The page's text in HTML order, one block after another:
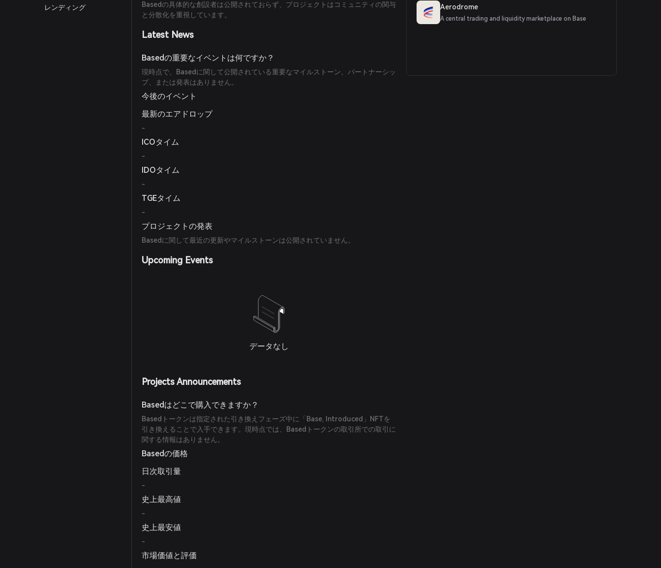
レンディング
Basedの具体的な創設者は公開されておらず、プロジェクトはコミュニティの関与
と分散化を重視しています。
Latest News
Basedの重要なイベントは何ですか？
現時点で、Basedに関して公開されている重要なマイルストーン、パートナーシッ
プ、または発表はありません。
今後のイベント
最新のエアドロップ
-
ICOタイム
-
IDOタイム
-
TGEタイム
-
プロジェクトの発表
Basedに関して最近の更新やマイルストーンは公開されていません。
Upcoming Events
データなし
Projects Announcements
Basedはどこで購入できますか？
Basedトークンは指定された引き換えフェーズ中に「Base, Introduced」NFTを
引き換えることで入手できます。現時点では、Basedトークンの取引所での取引に
関する情報はありません。
Basedの価格
日次取引量
-
史上最高値
-
史上最安値
-
市場価値と評価
Aerodrome
A central trading and liquidity marketplace on Base